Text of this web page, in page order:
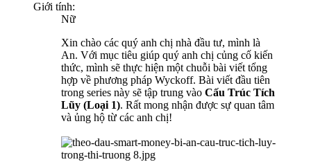
Giới tính:
Nữ
Xin chào các quý anh chị nhà đầu tư, mình là
An. Với mục tiêu giúp quý anh chị củng cố kiến
thức, mình sẽ thực hiện một chuỗi bài viết tổng
hợp về phương pháp Wyckoff. Bài viết đầu tiên
trong series này sẽ tập trung vào Cấu Trúc Tích
Lũy (Loại 1). Rất mong nhận được sự quan tâm
và ủng hộ từ các anh chị!